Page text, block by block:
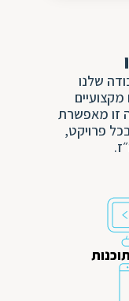
העבודה שלנו
זו מאפשרת
פרויקט,